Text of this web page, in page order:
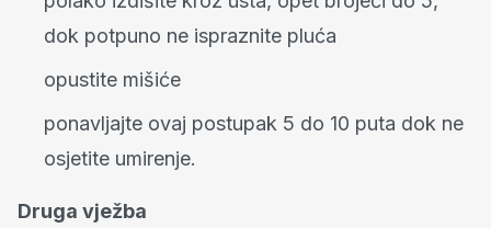
dok potpuno ne ispraznite pluća
opustite mišiće
ponavljajte ovaj postupak 5 do 10 puta dok ne
osjetite umirenje.
Druga vježba